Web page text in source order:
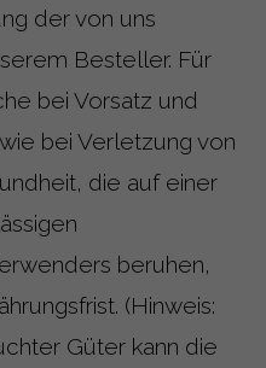
der von uns
Besteller. Für
bei Vorsatz und
bei Verletzung von
die auf einer
beruhen,
(Hinweis:
Güter kann die